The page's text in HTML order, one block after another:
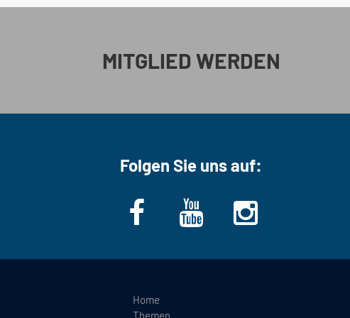
MITGLIED WERDEN
Folgen Sie uns auf:
Home
Themen